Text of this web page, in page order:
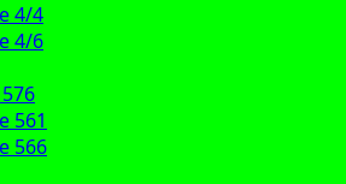
4/4
4/6
561
566